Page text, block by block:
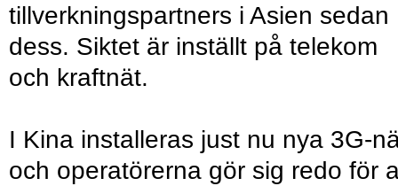
tillverkningspartners i Asien sedan
dess. Siktet är inställt på telekom
och kraftnät.
I Kina installeras just nu nya 3G-
och operatörerna gör sig redo för